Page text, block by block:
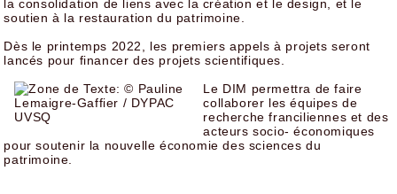
la consolidation de liens avec la création et le design, et le
soutien à la restauration du patrimoine.
Dès le printemps 2022, les premiers appels à projets seront
lancés pour financer des projets scientifiques.
Le DIM permettra de faire
collaborer les équipes de
recherche franciliennes et des
acteurs socio- économiques
pour soutenir la nouvelle économie des sciences du
patrimoine.